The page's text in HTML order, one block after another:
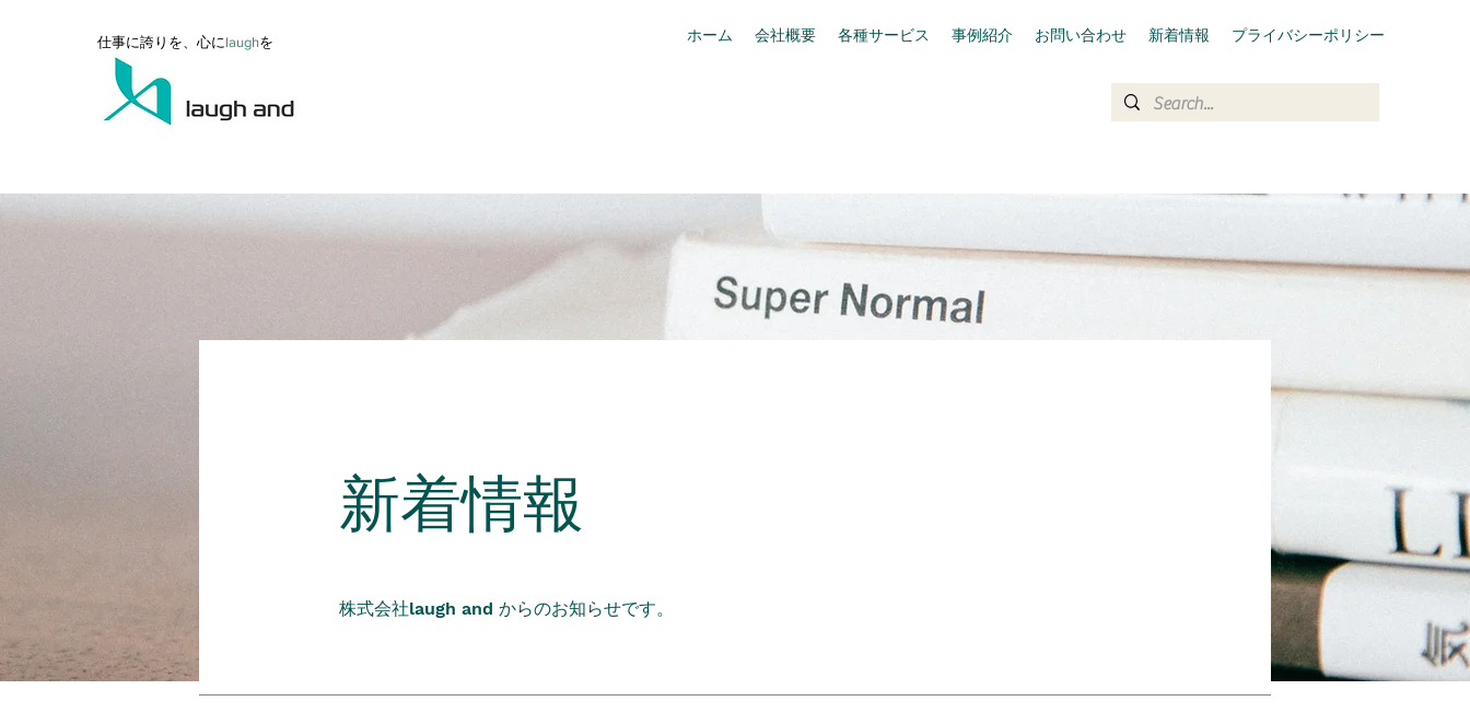
仕事に誇りを、心にlaughを ホーム 会社概要 各種サービス 事例紹介 お問い合わせ 新着情報 プライバシーポリシー
​新着情報
株式会社laugh and からのお知らせです。